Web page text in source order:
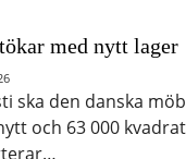
med nytt lager
ska den danska
och 63 000